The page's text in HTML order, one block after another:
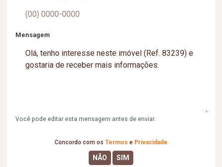
Mensagem
Você pode editar esta mensagem antes de enviar.
Concordo com os Termos e Privacidade